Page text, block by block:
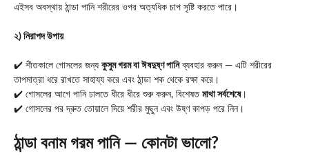
এইসব অবস্থায় ঠান্ডা পানি শরীরের ওপর অত্যধিক চাপ সৃষ্টি করতে পারে।
২) নিরাপদ উপায়
✔️ শীতকালে গোসলের জন্য কুসুম গরম বা ঈষদুষ্ণ পানিব্যবহার করুন — এটি শরীরের
তাপমাত্রা ধরে রাখতে সাহায্য করে এবং ঠান্ডা শক থেকে রক্ষা করে।
✔️ গোসলের আগে পানি ঢালতে ধীরে ধীরে শুরু করুন, বিশেষত মাথা সর্বশেষে।
✔️ গোসলের পর দ্রুত তোয়ালে দিয়ে শরীর মুছুন এবং উষ্ণ কাপড় পরে নিন।
ঠান্ডা বনাম গরম পানি — কোনটা ভালো?